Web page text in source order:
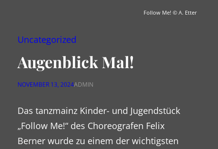
Follow Me! © A. Etter
Uncategorized
Augenblick Mal!
NOVEMBER 13, 2024ADMIN
Das tanzmainz Kinder- und Jugendstück
„Follow Me!“ des Choreografen Felix
Berner wurde zu einem der wichtigsten